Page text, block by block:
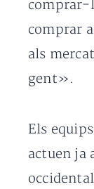
comprar-
comprar
als
gent».
Els
actuen ja